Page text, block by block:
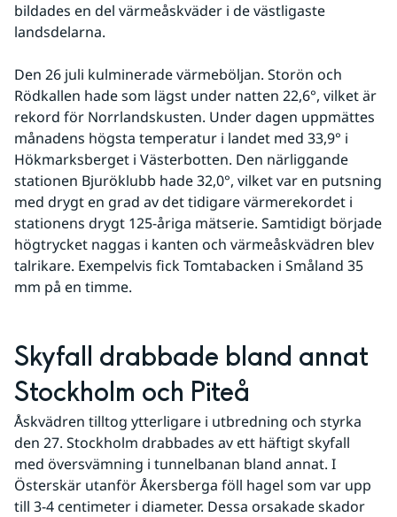
bildades en del värmeåskväder i de västligaste
landsdelarna.
Den 26 juli kulminerade värmeböljan. Storön och
Rödkallen hade som lägst under natten 22,6°, vilket är
rekord för Norrlandskusten. Under dagen uppmättes
månadens högsta temperatur i landet med 33,9° i
Hökmarksberget i Västerbotten. Den närliggande
stationen Bjuröklubb hade 32,0°, vilket var en putsning
med drygt en grad av det tidigare värmerekordet i
stationens drygt 125-åriga mätserie. Samtidigt började
högtrycket naggas i kanten och värmeåskvädren blev
talrikare. Exempelvis fick Tomtabacken i Småland 35
mm på en timme.
Skyfall drabbade bland annat
Stockholm och Piteå
Åskvädren tilltog ytterligare i utbredning och styrka
den 27. Stockholm drabbades av ett häftigt skyfall
med översvämning i tunnelbanan bland annat. I
Österskär utanför Åkersberga föll hagel som var upp
till 3-4 centimeter i diameter. Dessa orsakade skador